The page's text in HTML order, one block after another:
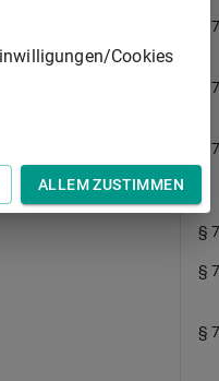
§
§
§
§
§
§
Cookies
ALLEM ZUSTIMMEN